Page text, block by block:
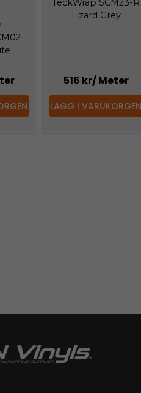
TeckWrap SCM23-R
Lizard Grey
516 kr/ Meter
LÄGG I VARUKORGEN